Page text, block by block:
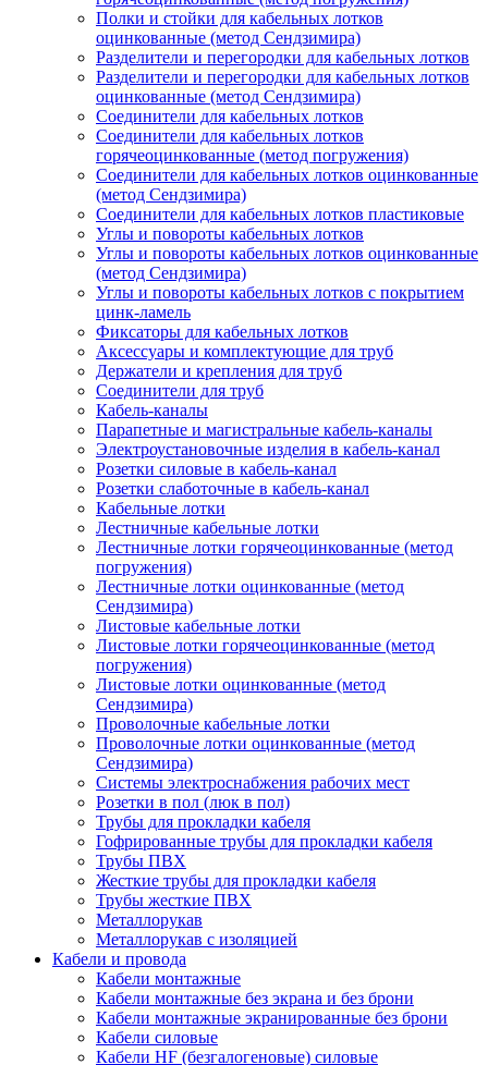
Полки и стойки для кабельных лотков
оцинкованные (метод Сендзимира)
Разделители и перегородки для кабельных лотков
Разделители и перегородки для кабельных лотков
оцинкованные (метод Сендзимира)
Соединители для кабельных лотков
Соединители для кабельных лотков
горячеоцинкованные (метод погружения)
Соединители для кабельных лотков оцинкованные
(метод Сендзимира)
Соединители для кабельных лотков пластиковые
Углы и повороты кабельных лотков
Углы и повороты кабельных лотков оцинкованные
(метод Сендзимира)
Углы и повороты кабельных лотков с покрытием
цинк-ламель
Фиксаторы для кабельных лотков
Аксессуары и комплектующие для труб
Держатели и крепления для труб
Соединители для труб
Кабель-каналы
Парапетные и магистральные кабель-каналы
Электроустановочные изделия в кабель-канал
Розетки силовые в кабель-канал
Розетки слаботочные в кабель-канал
Кабельные лотки
Лестничные кабельные лотки
Лестничные лотки горячеоцинкованные (метод
погружения)
Лестничные лотки оцинкованные (метод
Сендзимира)
Листовые кабельные лотки
Листовые лотки горячеоцинкованные (метод
погружения)
Листовые лотки оцинкованные (метод
Сендзимира)
Проволочные кабельные лотки
Проволочные лотки оцинкованные (метод
Сендзимира)
Системы электроснабжения рабочих мест
Розетки в пол (люк в пол)
Трубы для прокладки кабеля
Гофрированные трубы для прокладки кабеля
Трубы ПВХ
Жесткие трубы для прокладки кабеля
Трубы жесткие ПВХ
Металлорукав
Металлорукав с изоляцией
Кабели и провода
Кабели монтажные
Кабели монтажные без экрана и без брони
Кабели монтажные экранированные без брони
Кабели силовые
Кабели HF (безгалогеновые) силовые